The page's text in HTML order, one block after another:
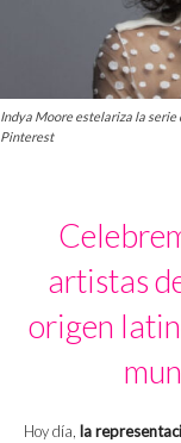
Indya Moore estelariza la serie
Pinterest
artistas
origen
Hoy día, la